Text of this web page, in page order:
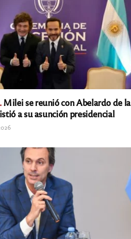
Milei se reunió con Abelardo de la
a su asunción presidencial